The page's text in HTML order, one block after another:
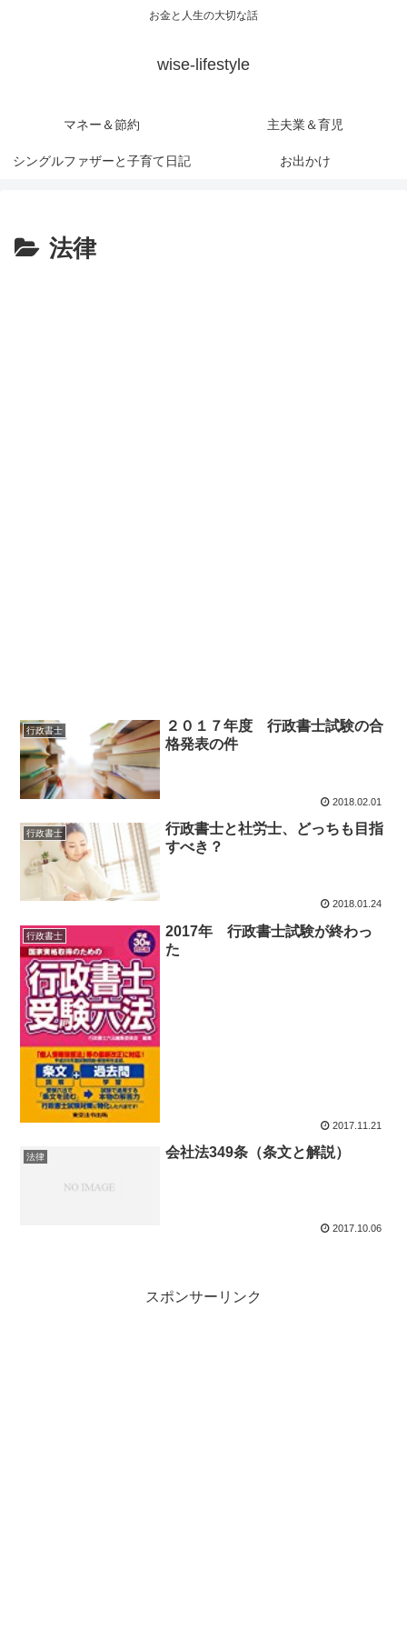
お金と人生の大切な話
wise-lifestyle
マネー＆節約 主夫業＆育児
シングルファザーと子育て日記 お出かけ
法律
行政書士
２０１７年度 行政書士試験の合
格発表の件
2018.02.01
行政書士
行政書士と社労士、どっちも目指
すべき？
2018.01.24
行政書士
2017年 行政書士試験が終わっ
た
2017.11.21
法律 会社法349条（条文と解説）
2017.10.06
スポンサーリンク